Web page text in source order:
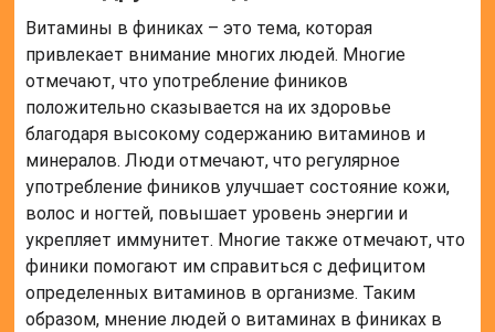
Витамины в финиках – это тема, которая
привлекает внимание многих людей. Многие
отмечают, что употребление фиников
положительно сказывается на их здоровье
благодаря высокому содержанию витаминов и
минералов. Люди отмечают, что регулярное
употребление фиников улучшает состояние кожи,
волос и ногтей, повышает уровень энергии и
укрепляет иммунитет. Многие также отмечают, что
финики помогают им справиться с дефицитом
определенных витаминов в организме. Таким
образом, мнение людей о витаминах в финиках в